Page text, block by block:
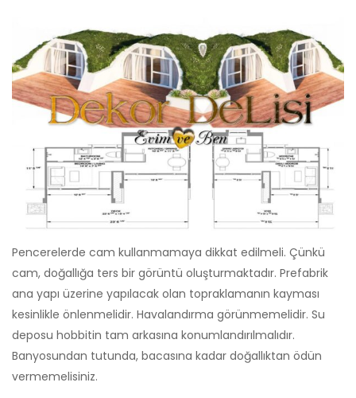
Pencerelerde cam kullanmamaya dikkat edilmeli. Çünkü
cam, doğallığa ters bir görüntü oluşturmaktadır. Prefabrik
ana yapı üzerine yapılacak olan topraklamanın kayması
kesinlikle önlenmelidir. Havalandırma görünmemelidir. Su
deposu hobbitin tam arkasına konumlandırılmalıdır.
Banyosundan tutunda, bacasına kadar doğallıktan ödün
vermemelisiniz.